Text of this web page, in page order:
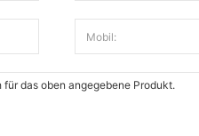
Mobil: